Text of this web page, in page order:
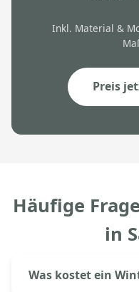
Inkl. Material &
Preis
Häufige
in
Was kostet ein